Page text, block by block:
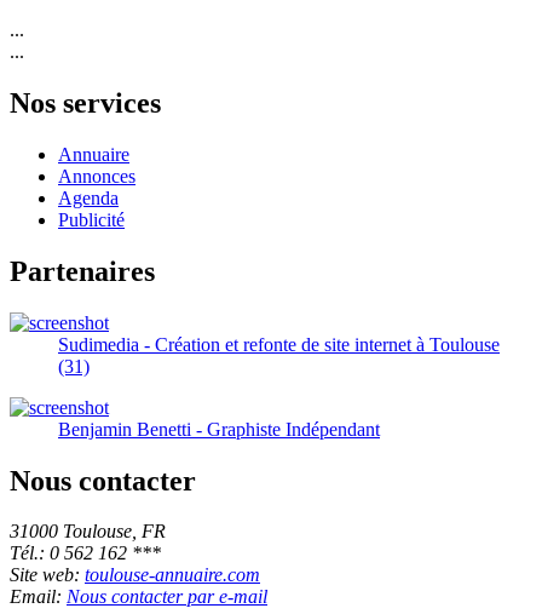
...
...
Nos services
Annuaire
Annonces
Agenda
Publicité
Partenaires
Sudimedia - Création et refonte de site internet à Toulouse
(31)
Benjamin Benetti - Graphiste Indépendant
Nous contacter
31000 Toulouse, FR
Tél.: 0 562 162 ***
Site web: toulouse-annuaire.com
Email: Nous contacter par e-mail